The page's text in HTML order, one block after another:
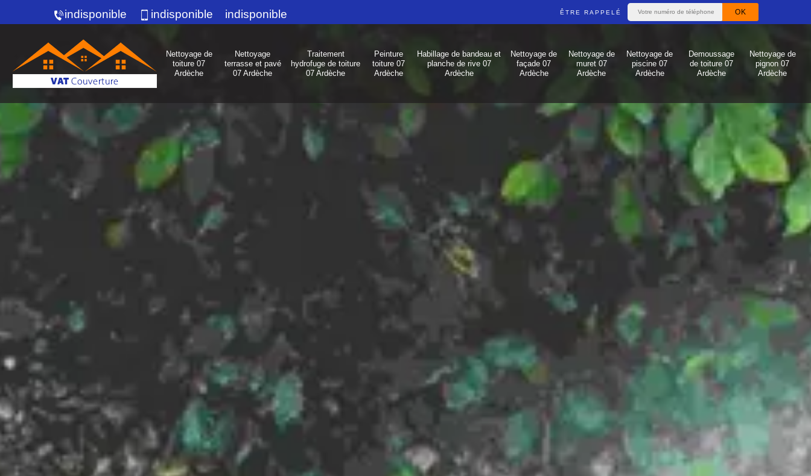
indisponible indisponible indisponible ÊTRE RAPPELÉ
Nettoyage de
toiture 07
Ardèche
Nettoyage
terrasse et pavé
07 Ardèche
Traitement
hydrofuge de toiture
07 Ardèche
Peinture
toiture 07
Ardèche
Habillage de bandeau et
planche de rive 07
Ardèche
Nettoyage de
façade 07
Ardèche
Nettoyage de
muret 07
Ardèche
Nettoyage de
piscine 07
Ardèche
Demoussage
de toiture 07
Ardèche
Nettoyage de
pignon 07
Ardèche